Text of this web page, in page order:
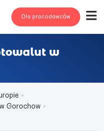
Dla pracodawców
w
Gorochow